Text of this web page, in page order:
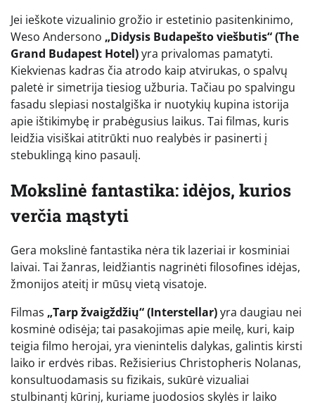
Jei ieškote vizualinio grožio ir estetinio pasitenkinimo,
Weso Andersono „Didysis Budapešto viešbutis“ (The
Grand Budapest Hotel)yra privalomas pamatyti.
Kiekvienas kadras čia atrodo kaip atvirukas, o spalvų
paletė ir simetrija tiesiog užburia. Tačiau po spalvingu
fasadu slepiasi nostalgiška ir nuotykių kupina istorija
apie ištikimybę ir prabėgusius laikus. Tai filmas, kuris
leidžia visiškai atitrūkti nuo realybės ir pasinerti į
stebuklingą kino pasaulį.
Mokslinė fantastika: idėjos, kurios
verčia mąstyti
Gera mokslinė fantastika nėra tik lazeriai ir kosminiai
laivai. Tai žanras, leidžiantis nagrinėti filosofines idėjas,
žmonijos ateitį ir mūsų vietą visatoje.
Filmas „Tarp žvaigždžių“ (Interstellar)yra daugiau nei
kosminė odisėja; tai pasakojimas apie meilę, kuri, kaip
teigia filmo herojai, yra vienintelis dalykas, galintis kirsti
laiko ir erdvės ribas. Režisierius Christopheris Nolanas,
konsultuodamasis su fizikais, sukūrė vizualiai
stulbinantį kūrinį, kuriame juodosios skylės ir laiko